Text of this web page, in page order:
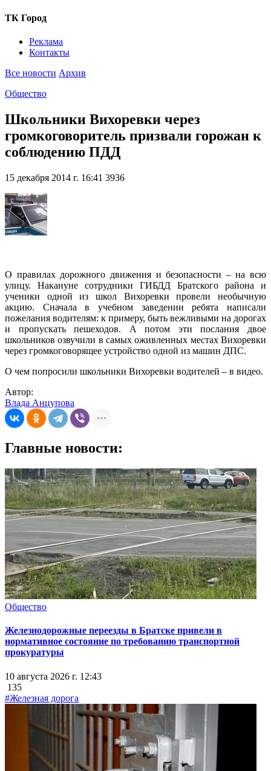
ТК Город
Реклама
Контакты
Все новости Архив
Общество
Школьники Вихоревки через
громкоговоритель призвали горожан к
соблюдению ПДД
15 декабря 2014 г. 16:41 3936
О правилах дорожного движения и безопасности – на всю
улицу. Накануне сотрудники ГИБДД Братского района и
ученики одной из школ Вихоревки провели необычную
акцию. Сначала в учебном заведении ребята написали
пожелания водителям: к примеру, быть вежливыми на дорогах
и пропускать пешеходов. А потом эти послания двое
школьников озвучили в самых оживленных местах Вихоревки
через громкоговорящее устройство одной из машин ДПС.
О чем попросили школьники Вихоревки водителей – в видео.
Автор:
Влада Анцупова
Главные новости:
Общество
Железнодорожные переезды в Братске привели в
нормативное состояние по требованию транспортной
прокуратуры
10 августа 2026 г. 12:43
135
#Железная дорога